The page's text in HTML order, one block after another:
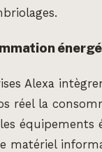
Alexa
réel la
équipements
matériel